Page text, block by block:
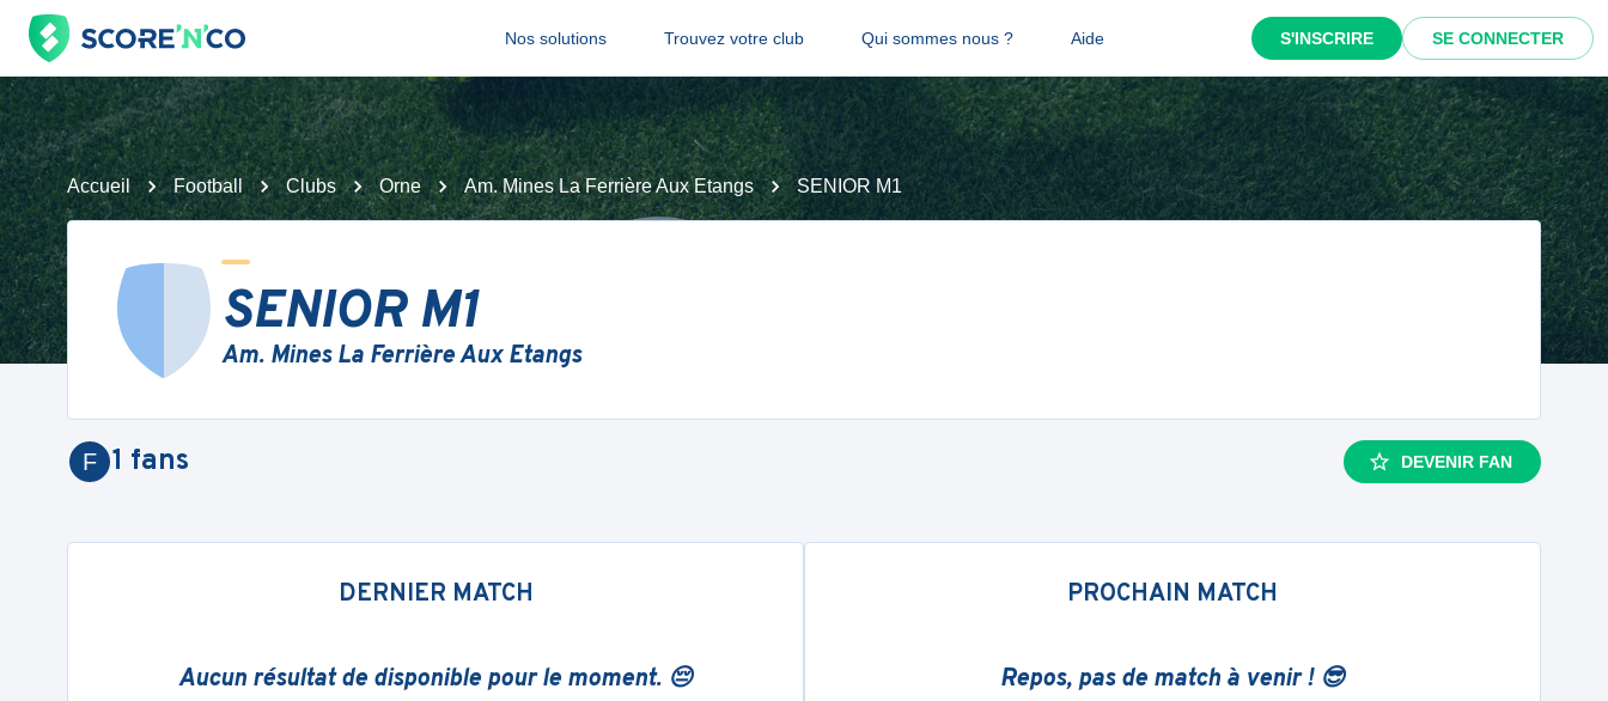
Nos solutions Trouvez votre club Qui sommes nous ? Aide S'INSCRIRE SE CONNECTER
Accueil Football Clubs Orne Am. Mines La Ferrière Aux Etangs SENIOR M1
SENIOR M1
Am. Mines La Ferrière Aux Etangs
F 1 fans DEVENIR FAN
DERNIER MATCH
Aucun résultat de disponible pour le moment. 😔
PROCHAIN MATCH
Repos, pas de match à venir ! 😎